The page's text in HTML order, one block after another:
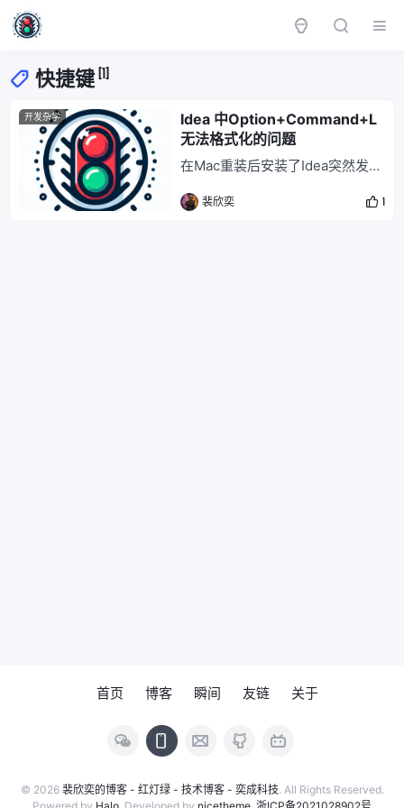
快捷键 [1]
开发杂学
Idea 中Option+Command+L
无法格式化的问题
在Mac重装后安装了Idea突然发现
怎么都无法格式化哪怕重新设置快
裴欣奕 1
首页 博客 瞬间 友链 关于
© 2026 裴欣奕的博客 - 红灯绿 - 技术博客 - 奕成科技. All Rights Reserved.